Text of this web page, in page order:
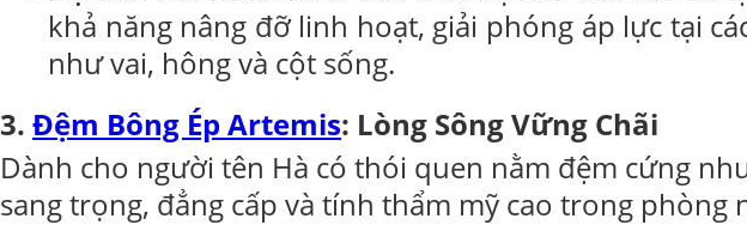
khả năng nâng đỡ linh hoạt, giải phóng áp lực tại
như vai, hông và cột sống.
3. Đệm Bông Ép Artemis: Lòng Sông Vững Chãi
Dành cho người tên Hà có thói quen nằm đệm cứng
sang trọng, đẳng cấp và tính thẩm mỹ cao trong phòng